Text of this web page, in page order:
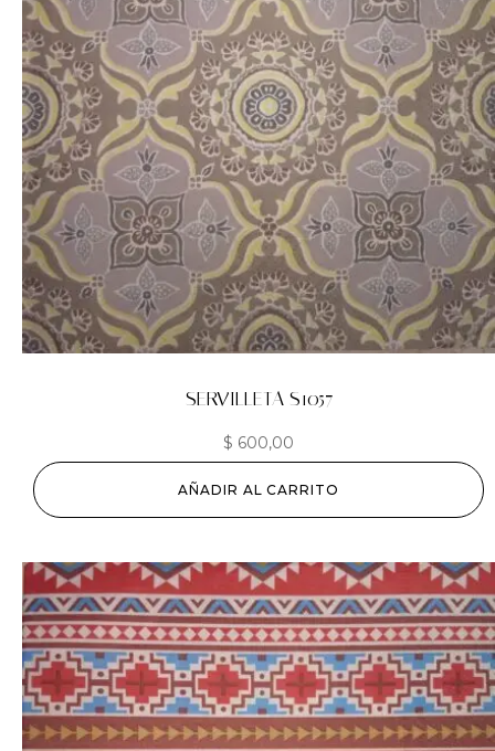
SERVILLETA S1057
$ 600,00
AÑADIR AL CARRITO